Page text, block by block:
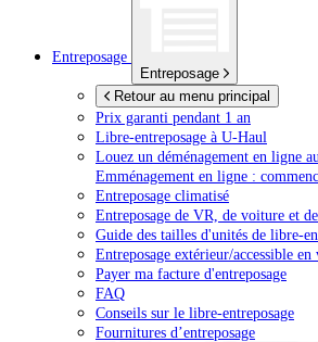
Entreposage
Entreposage
Retour au menu principal
Prix garanti pendant 1 an
Libre-entreposage à U-Haul
Louez un déménagement en ligne
Emménagement en ligne :
Entreposage climatisé
Entreposage de VR, de voiture et
Guide des tailles d'unités de libre-
Entreposage extérieur/accessible
Payer ma facture d'entreposage
FAQ
Conseils sur le libre-entreposage
Fournitures d’entreposage